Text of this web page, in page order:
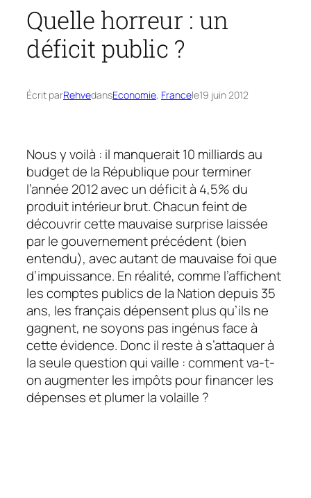
Quelle horreur : un
déficit public ?
Écrit parRehvedansEconomie, Francele19 juin 2012
Nous y voilà : il manquerait 10 milliards au
budget de la République pour terminer
l’année 2012 avec un déficit à 4,5% du
produit intérieur brut. Chacun feint de
découvrir cette mauvaise surprise laissée
par le gouvernement précédent (bien
entendu), avec autant de mauvaise foi que
d’impuissance. En réalité, comme l’affichent
les comptes publics de la Nation depuis 35
ans, les français dépensent plus qu’ils ne
gagnent, ne soyons pas ingénus face à
cette évidence. Donc il reste à s’attaquer à
la seule question qui vaille : comment va-t-
on augmenter les impôts pour financer les
dépenses et plumer la volaille ?